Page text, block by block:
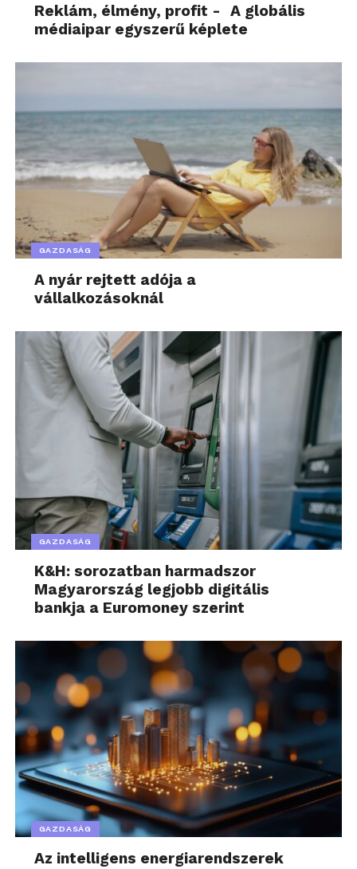
Reklám, élmény, profit - A globális
médiaipar egyszerű képlete
GAZDASÁG
A nyár rejtett adója a
vállalkozásoknál
GAZDASÁG
K&H: sorozatban harmadszor
Magyarország legjobb digitális
bankja a Euromoney szerint
GAZDASÁG
Az intelligens energiarendszerek